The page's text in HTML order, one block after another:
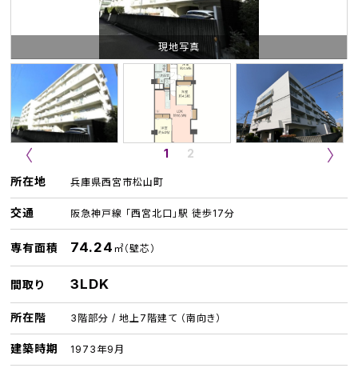
現地写真
1 2
所在地 兵庫県西宮市松山町
交通 阪急神戸線 「西宮北口」駅 徒歩17分
専有面積 74.24 ㎡（壁芯）
間取り 3LDK
所在階 3階部分 / 地上7階建て （南向き）
建築時期 1973年9月